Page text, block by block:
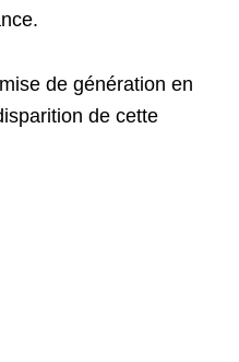
de génération en
de cette